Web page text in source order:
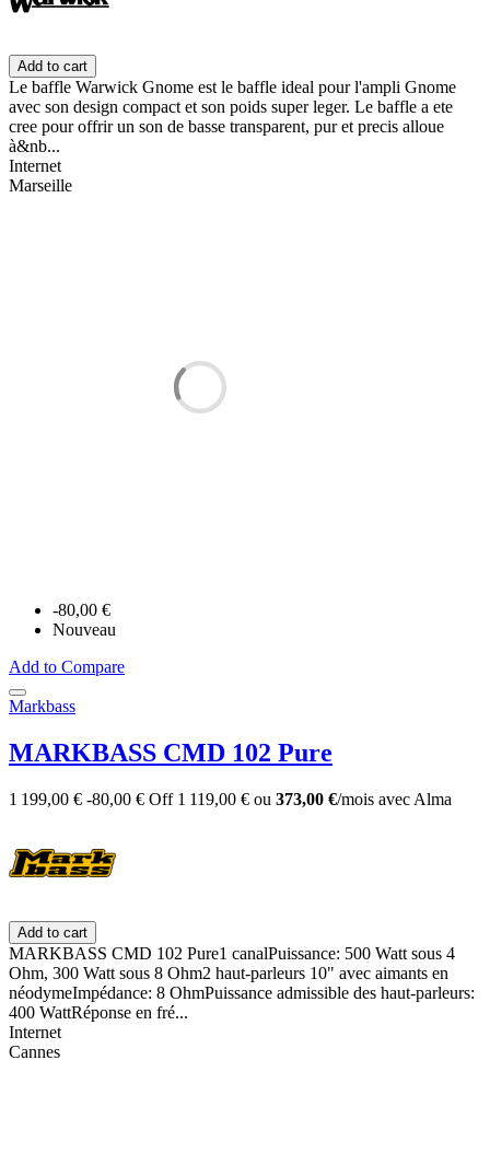
Add to cart
Le baffle Warwick Gnome est le baffle ideal pour l'ampli Gnome
avec son design compact et son poids super leger. Le baffle a ete
cree pour offrir un son de basse transparent, pur et precis alloue
à&nb...
Internet
Marseille
-80,00 €
Nouveau
Add to Compare
Markbass
MARKBASS CMD 102 Pure
1 199,00 € -80,00 € Off 1 119,00 € ou 373,00 €/mois avec Alma
Add to cart
MARKBASS CMD 102 Pure1 canalPuissance: 500 Watt sous 4
Ohm, 300 Watt sous 8 Ohm2 haut-parleurs 10" avec aimants en
néodymeImpédance: 8 OhmPuissance admissible des haut-parleurs:
400 WattRéponse en fré...
Internet
Cannes